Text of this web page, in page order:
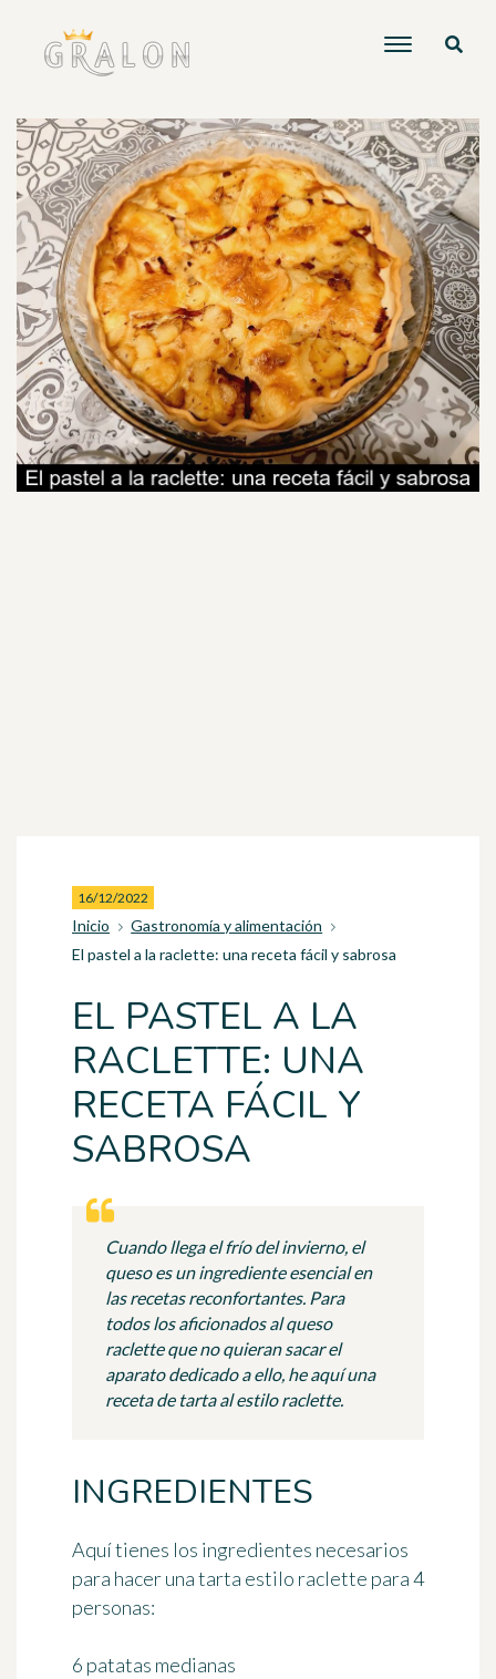
16/12/2022
Inicio
Gastronomía y alimentación
El pastel a la raclette: una receta fácil y sabrosa
EL PASTEL A LA
RACLETTE: UNA
RECETA FÁCIL Y
SABROSA
Cuando llega el frío del invierno, el
queso es un ingrediente esencial en
las recetas reconfortantes. Para
todos los aficionados al queso
raclette que no quieran sacar el
aparato dedicado a ello, he aquí una
receta de tarta al estilo raclette.
INGREDIENTES
Aquí tienes los ingredientes necesarios
para hacer una tarta estilo raclette para 4
personas:
6 patatas medianas